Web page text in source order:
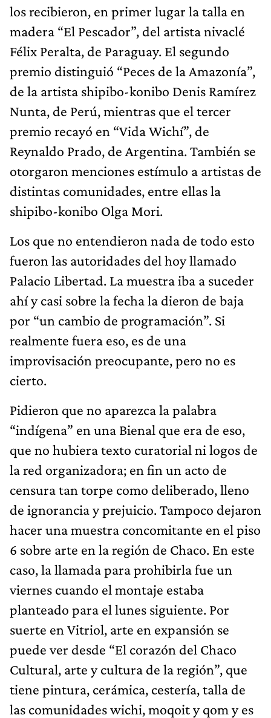
los recibieron, en primer lugar la talla en
madera “El Pescador”, del artista nivaclé
Félix Peralta, de Paraguay. El segundo
premio distinguió “Peces de la Amazonía”,
de la artista shipibo-konibo Denis Ramírez
Nunta, de Perú, mientras que el tercer
premio recayó en “Vida Wichí”, de
Reynaldo Prado, de Argentina. También se
otorgaron menciones estímulo a artistas de
distintas comunidades, entre ellas la
shipibo-konibo Olga Mori.
Los que no entendieron nada de todo esto
fueron las autoridades del hoy llamado
Palacio Libertad. La muestra iba a suceder
ahí y casi sobre la fecha la dieron de baja
por “un cambio de programación”. Si
realmente fuera eso, es de una
improvisación preocupante, pero no es
cierto.
Pidieron que no aparezca la palabra
“indígena” en una Bienal que era de eso,
que no hubiera texto curatorial ni logos de
la red organizadora; en fin un acto de
censura tan torpe como deliberado, lleno
de ignorancia y prejuicio. Tampoco dejaron
hacer una muestra concomitante en el piso
6 sobre arte en la región de Chaco. En este
caso, la llamada para prohibirla fue un
viernes cuando el montaje estaba
planteado para el lunes siguiente. Por
suerte en Vitriol, arte en expansión se
puede ver desde “El corazón del Chaco
Cultural, arte y cultura de la región”, que
tiene pintura, cerámica, cestería, talla de
las comunidades wichi, moqoit y qom y es